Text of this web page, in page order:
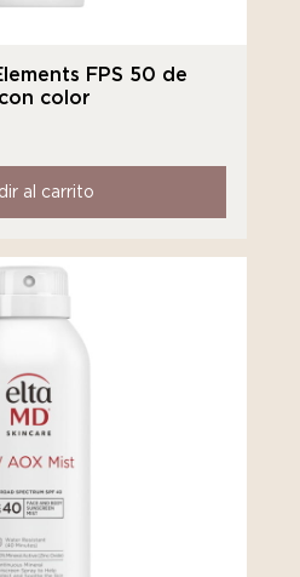
FPS 50 de
color
al carrito